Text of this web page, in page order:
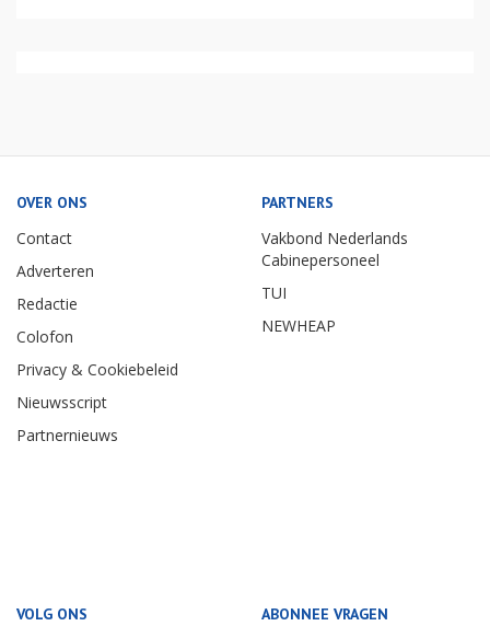
OVER ONS
Contact
Adverteren
Redactie
Colofon
Privacy & Cookiebeleid
Nieuwsscript
Partnernieuws
PARTNERS
Vakbond Nederlands
Cabinepersoneel
TUI
NEWHEAP
VOLG ONS ABONNEE VRAGEN